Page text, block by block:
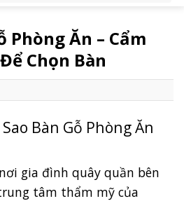
Phòng Ăn – Cẩm
Chọn Bàn
Bàn Gỗ Phòng Ăn
gia đình quây quần bên
tâm thẩm mỹ của